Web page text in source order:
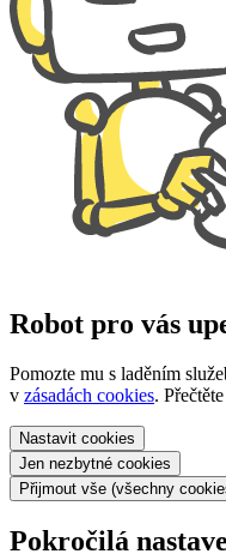
Robot pro vás
Pomozte mu s laděním
v zásadách cookies.
Nastavit cookies
Jen nezbytné cookies
Přijmout vše (všechny
Pokročilá